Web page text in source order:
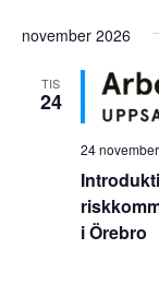
datum.
november 2026
TIS
24
i Örebro
24 november